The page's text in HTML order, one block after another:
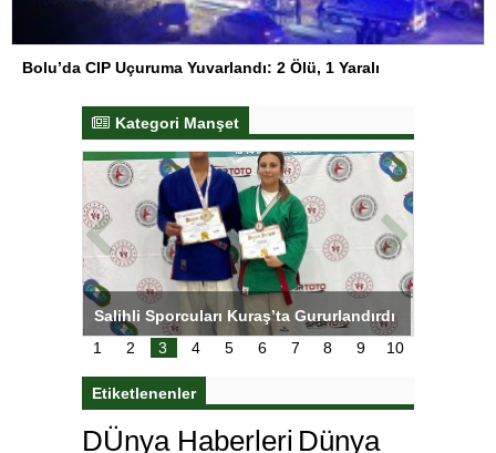
Bolu’da CIP Uçuruma Yuvarlandı: 2 Ölü, 1 Yaralı
Kategori Manşet
Salihli Sporcuları Kuraş’ta Gururlandırdı
1 2 3 4 5 6 7 8 9 10
Etiketlenenler
DÜnya Haberleri Dünya